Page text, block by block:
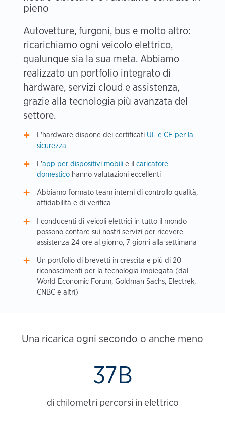
pieno
Autovetture, furgoni, bus e molto altro:
ricarichiamo ogni veicolo elettrico,
qualunque sia la sua meta. Abbiamo
realizzato un portfolio integrato di
hardware, servizi cloud e assistenza,
grazie alla tecnologia più avanzata del
settore.
L'hardware dispone dei certificati UL e CE per la
sicurezza
L'app per dispositivi mobili e ilcaricatore
domestico hanno valutazioni eccellenti
Abbiamo formato team interni di controllo qualità,
affidabilità e di verifica
I conducenti di veicoli elettrici in tutto il mondo
possono contare sui nostri servizi per ricevere
assistenza 24 ore al giorno, 7 giorni alla settimana
Un portfolio di brevetti in crescita e più di 20
riconoscimenti per la tecnologia impiegata (dal
World Economic Forum, Goldman Sachs, Electrek,
CNBC e altri)
Una ricarica ogni secondo o anche meno
37B
di chilometri percorsi in elettrico